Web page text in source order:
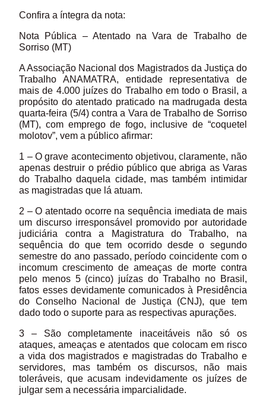
Confira a íntegra da nota:
Nota Pública – Atentado na Vara de Trabalho de
Sorriso (MT)
A Associação Nacional dos Magistrados da Justiça do
Trabalho ANAMATRA, entidade representativa de
mais de 4.000 juízes do Trabalho em todo o Brasil, a
propósito do atentado praticado na madrugada desta
quarta-feira (5/4) contra a Vara de Trabalho de Sorriso
(MT), com emprego de fogo, inclusive de “coquetel
molotov”, vem a público afirmar:
1 – O grave acontecimento objetivou, claramente, não
apenas destruir o prédio público que abriga as Varas
do Trabalho daquela cidade, mas também intimidar
as magistradas que lá atuam.
2 – O atentado ocorre na sequência imediata de mais
um discurso irresponsável promovido por autoridade
judiciária contra a Magistratura do Trabalho, na
sequência do que tem ocorrido desde o segundo
semestre do ano passado, período coincidente com o
incomum crescimento de ameaças de morte contra
pelo menos 5 (cinco) juízas do Trabalho no Brasil,
fatos esses devidamente comunicados à Presidência
do Conselho Nacional de Justiça (CNJ), que tem
dado todo o suporte para as respectivas apurações.
3 – São completamente inaceitáveis não só os
ataques, ameaças e atentados que colocam em risco
a vida dos magistrados e magistradas do Trabalho e
servidores, mas também os discursos, não mais
toleráveis, que acusam indevidamente os juízes de
julgar sem a necessária imparcialidade.